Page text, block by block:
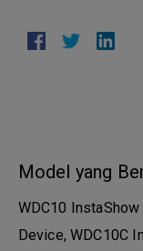
Model yang
WDC10
Device, WDC10C